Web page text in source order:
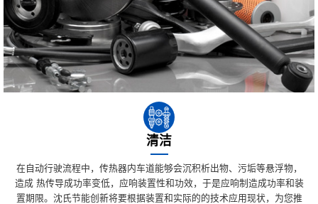
清洁
在自动行驶流程中，传热器内车道能够会沉积析出物、污垢等悬浮物，
造成 热传导成功率变低，应响装置性和功效，于是应响制造成功率和装
置期限。沈氏节能创新将要根据装置和实际的的技术应用现状，为您推